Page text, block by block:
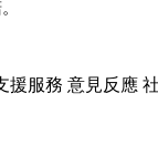
援服務 意見反應